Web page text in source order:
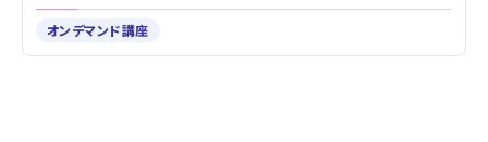
オンデマンド講座